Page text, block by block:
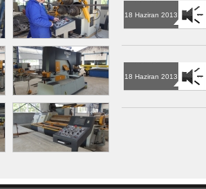
18 Haziran 2013
18 Haziran 2013